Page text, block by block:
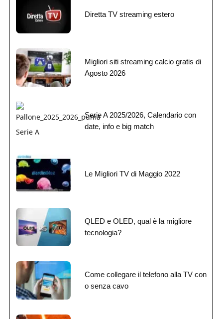
Diretta TV streaming estero
Migliori siti streaming calcio gratis di
Agosto 2026
Serie A 2025/2026, Calendario con
date, info e big match
Le Migliori TV di Maggio 2022
QLED e OLED, qual è la migliore
tecnologia?
Come collegare il telefono alla TV con
o senza cavo